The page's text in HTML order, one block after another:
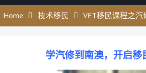
Home 技术移民 VET移民课程之汽
学汽修到南澳，开启移